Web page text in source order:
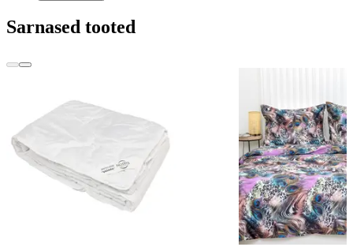
Sarnased tooted